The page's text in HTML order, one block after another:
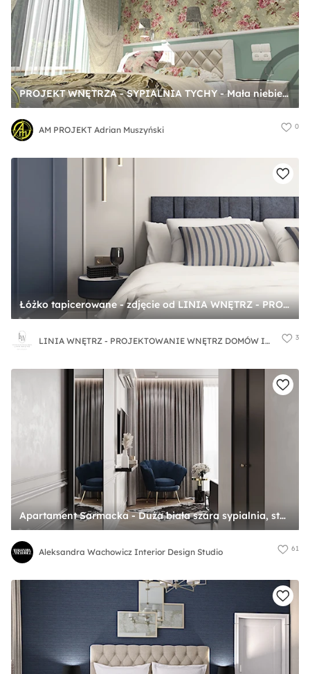
PROJEKT WNĘTRZA - SYPIALNIA TYCHY - Mała niebieska sypialnia, styl tradycyjny - zdjęcie od AM PROJEKT Adrian Muszyński
AM PROJEKT Adrian Muszyński 0
Łóżko tapicerowane - zdjęcie od LINIA WNĘTRZ - PROJEKTOWANIE WNĘTRZ DOMÓW I MIESZKAŃ
LINIA WNĘTRZ - PROJEKTOWANIE WNĘTRZ DOMÓW I MIESZKAŃ 3
Apartament Sarmacka - Duża biała szara sypialnia, styl glamour - zdjęcie od Aleksandra Wachowicz Interior Design Studio
Aleksandra Wachowicz Interior Design Studio 61